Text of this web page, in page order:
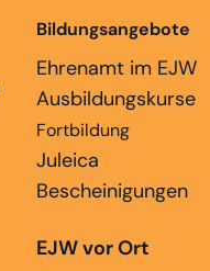
Bildungsangebote
Ehrenamt im EJW
Ausbildungskurse
Fortbildung
Juleica
Bescheinigungen
EJW vor Ort